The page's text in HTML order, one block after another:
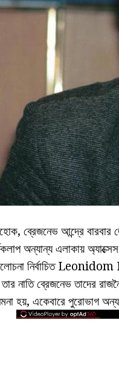
ব্রেজনেভ আন্দ্রে বারবার
অন্যান্য এলাকায়
নির্বাচিত
নাতি ব্রেজনেভ তাদের
হয়, একেবারে পুরোভাগ